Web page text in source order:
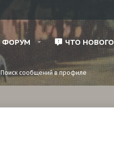
ФОРУМ ЧТО НОВОГО
Поиск сообщений в профиле